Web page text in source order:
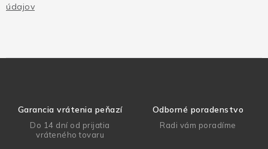
údajov
Garancia vrátenia peňazí
Do 14 dní od prijatia
vráteného tovaru
Odborné poradenstvo
Radi vám poradíme